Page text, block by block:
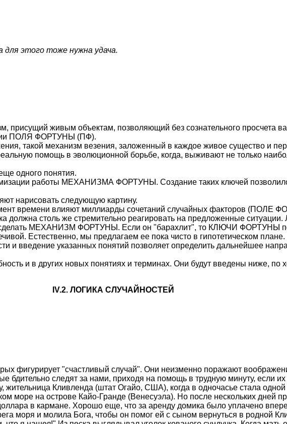
этого тоже нужна удача.
живым объектам, позволяющий без сознательного просчета
ПОЛЯ ФОРТУНЫ (ПФ).
такой механизм везения, заложенный в каждое живое существо и
помощь в эволюционной борьбе, когда, выживают не только
одного понятия.
работы МЕХАНИЗМА ФОРТУНЫ. Создание таких ключей позволило
нарисовать следующую картину.
времени влияют миллиарды сочетаний случайных факторов (ПОЛЕ
столь же стремительно реагировать на предложенные ситуации.
МЕХАНИЗМ ФОРТУНЫ. Если он "барахлит", то КЛЮЧИ ФОРТУНЫ
Естественно, мы предлагаем ее пока чисто в гипотетическом
и введение указанных понятий позволяет определить дальнейшее
и в других новых понятиях и терминах. Они будут введены ниже, по
IV.2. ЛОГИКА СЛУЧАЙНОСТЕЙ
фигурирует "счастливый случай". Они неизменно поражают
бдительно следят за нами, приходя на помощь в трудную минуту, если
Кливленда (штат Огайо, США), когда в одночасье стала
море на острове Кайо-Гранде (Венесуэла). Но после нескольких дней
в кармане. Хорошо еще, что за аренду домика было уплачено
моря и молила Бога, чтобы он помог ей с сыном вернуться в родной